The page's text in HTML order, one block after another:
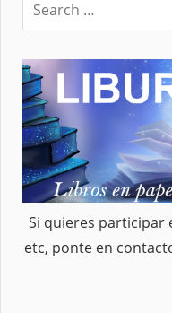
Si quieres participar
etc, ponte en